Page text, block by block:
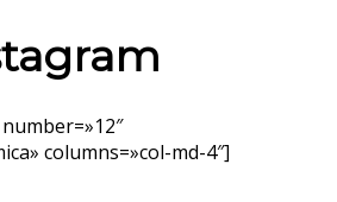
columns=»col-md-4″]